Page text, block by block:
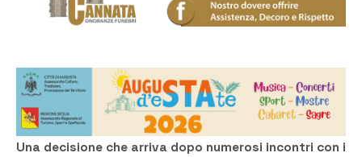
Una decisione che arriva dopo numerosi incontri con i